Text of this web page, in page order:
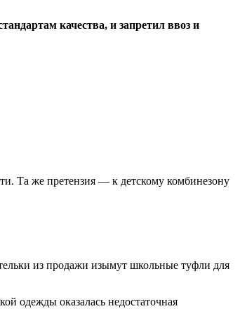
качества, и запретил ввоз и
Та же претензия — к детскому комбинезону
из продажи изымут школьные туфли для
одежды оказалась недостаточная